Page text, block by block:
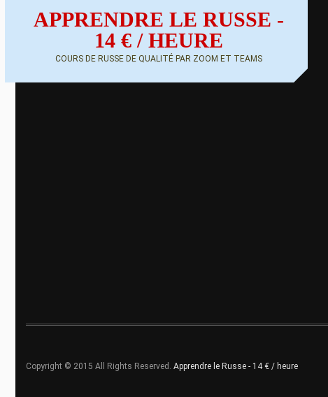
APPRENDRE LE RUSSE -
14 € / HEURE
COURS DE RUSSE DE QUALITÉ PAR ZOOM ET TEAMS
Copyright © 2015 All Rights Reserved. Apprendre le Russe - 14 € / heure